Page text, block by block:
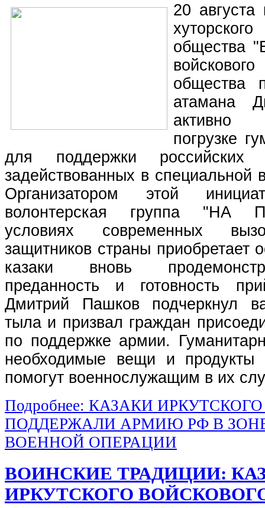
20 августа
общества
общества
атамана
активно
погрузке
для поддержки российских
задействованных в специальной
Организатором этой
волонтерская группа
условиях современных
защитников страны приобретает
казаки вновь
преданность и готовность
Дмитрий Пашков подчеркнул
тыла и призвал граждан
по поддержке армии.
необходимые вещи и продукты
помогут военнослужащим в их
Подробнее: КАЗАКИ
ПОДДЕРЖАЛИ АРМИЮ РФ В
ВОЕННОЙ ОПЕРАЦИИ
ВОИНСКИЕ ТРАДИЦИИ:
ИРКУТСКОГО